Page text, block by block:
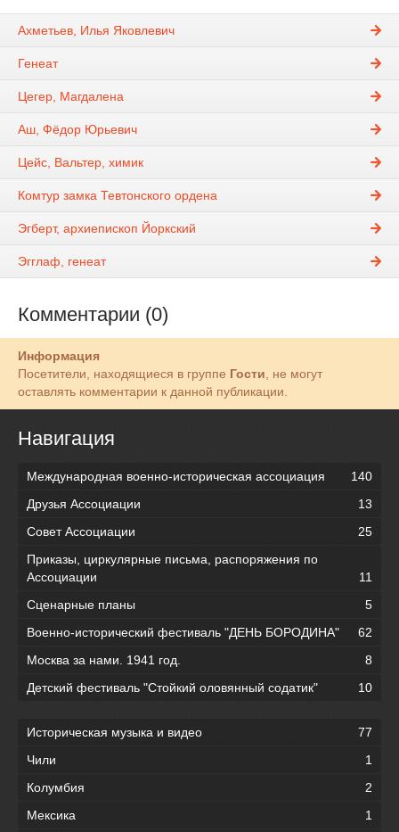
Ахметьев, Илья Яковлевич
Генеат
Цегер, Магдалена
Аш, Фёдор Юрьевич
Цейс, Вальтер, химик
Комтур замка Тевтонского ордена
Эгберт, архиепископ Йоркский
Эгглаф, генеат
Комментарии (0)
Информация
Посетители, находящиеся в группе Гости, не могут
оставлять комментарии к данной публикации.
Навигация
Международная военно-историческая ассоциация
140
Друзья Ассоциации
13
Совет Ассоциации
25
Приказы, циркулярные письма, распоряжения по
Ассоциации
11
Сценарные планы
5
Военно-исторический фестиваль "ДЕНЬ БОРОДИНА"
62
Москва за нами. 1941 год.
8
Детский фестиваль "Стойкий оловянный содатик"
10
Историческая музыка и видео
77
Чили
1
Колумбия
2
Мексика
1